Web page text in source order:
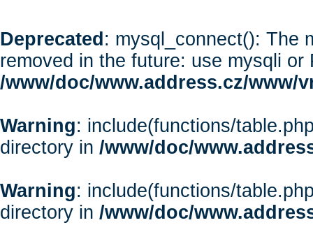
Deprecated : mysql_connect(): The
removed in the future: use mysqli or
/www/doc/www.address.cz/www/
Warning: include(functions/
directory in /www/doc/
Warning: include(functions/
directory in /www/doc/